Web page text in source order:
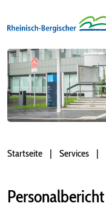
Startseite Services
Personalbericht